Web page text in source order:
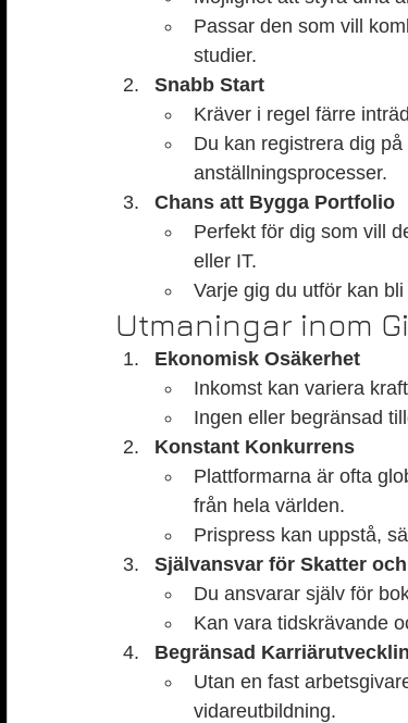
Passar den som vill
studier.
Snabb Start
Kräver i regel färre
Du kan registrera dig
anställningsprocesser.
Chans att Bygga Portfolio
Perfekt för dig som vill
eller IT.
Varje gig du utför kan
Utmaningar inom
Ekonomisk Osäkerhet
Inkomst kan variera
Ingen eller begränsad
Konstant Konkurrens
Plattformarna är ofta
från hela världen.
Prispress kan uppstå,
Självansvar för Skatter
Du ansvarar själv för
Kan vara tidskrävande
Begränsad
Utan en fast
vidareutbildning.